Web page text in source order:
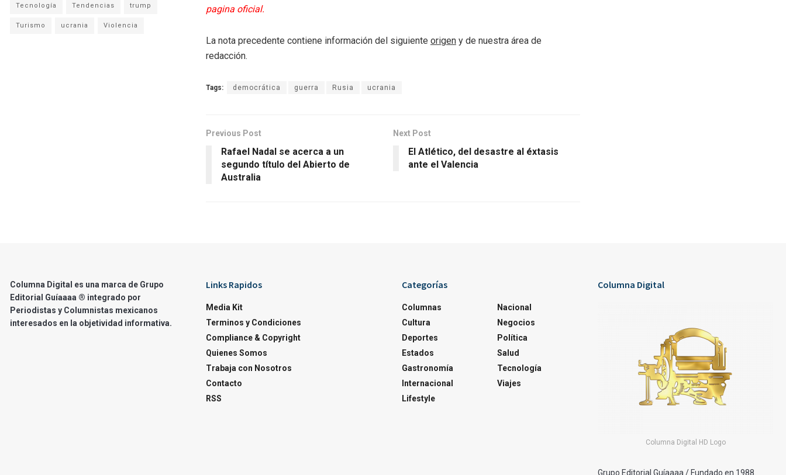
pagina oficial.
La nota precedente contiene información del siguiente origen y de nuestra área de
redacción.
Tags: democrática guerra Rusia ucrania
Previous Post
Rafael Nadal se acerca a un
segundo título del Abierto de
Australia
Next Post
El Atlético, del desastre al éxtasis
ante el Valencia
Tecnología Tendencias trump
Turismo ucrania Violencia
Columna Digital es una marca de Grupo
Editorial Guíaaaa ® integrado por
Periodistas y Columnistas mexicanos
interesados en la objetividad informativa.
Links Rapidos
Media Kit
Terminos y Condiciones
Compliance & Copyright
Quienes Somos
Trabaja con Nosotros
Contacto
RSS
Categorías
Columnas
Cultura
Deportes
Estados
Gastronomía
Internacional
Lifestyle
Nacional
Negocios
Política
Salud
Tecnología
Viajes
Columna Digital
Columna Digital HD Logo
Grupo Editorial Guíaaaa / Fundado en 1988.